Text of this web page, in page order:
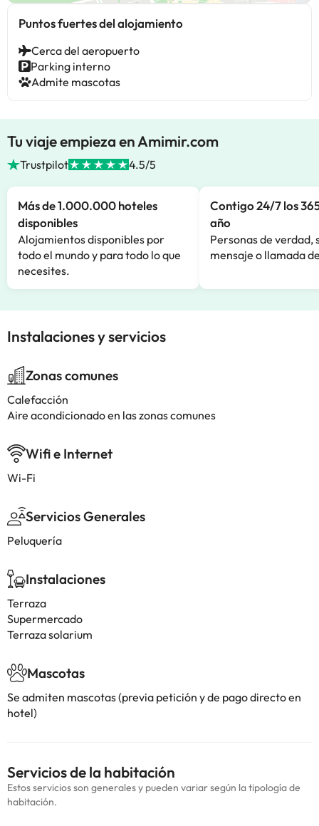
Puntos fuertes del alojamiento
Cerca del aeropuerto
Parking interno
Admite mascotas
Tu viaje empieza en Amimir.com
Trustpilot 4.5/5
Más de 1.000.000 hoteles
disponibles
Alojamientos disponibles por
todo el mundo y para todo lo que
necesites.
Contigo 24/7 los
año
Personas de verdad,
mensaje o llamada
Instalaciones y servicios
Zonas comunes
Calefacción
Aire acondicionado en las zonas comunes
Wifi e Internet
Wi-Fi
Servicios Generales
Peluquería
Instalaciones
Terraza
Supermercado
Terraza solarium
Mascotas
Se admiten mascotas (previa petición y de pago directo en
hotel)
Servicios de la habitación
Estos servicios son generales y pueden variar según la tipología de
habitación.